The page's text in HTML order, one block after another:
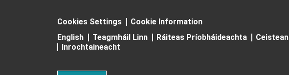
Cookies Settings
Cookie Information
English
Teagmháil Linn Ráiteas Príobháideachta
Inrochtaineacht